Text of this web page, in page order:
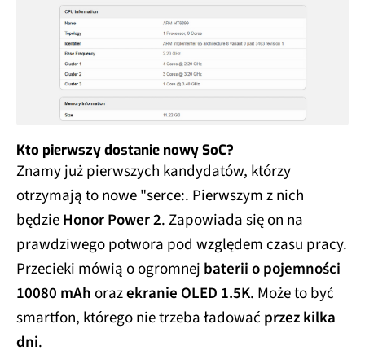
Kto pierwszy dostanie nowy SoC?
Znamy już pierwszych kandydatów, którzy
otrzymają to nowe "serce:. Pierwszym z nich
będzieHonor Power 2. Zapowiada się on na
prawdziwego potwora pod względem czasu pracy.
Przecieki mówią o ogromnej baterii o pojemności
10080 mAhorazekranie OLED 1.5K. Może to być
smartfon, którego nie trzeba ładować przez kilka
dni.